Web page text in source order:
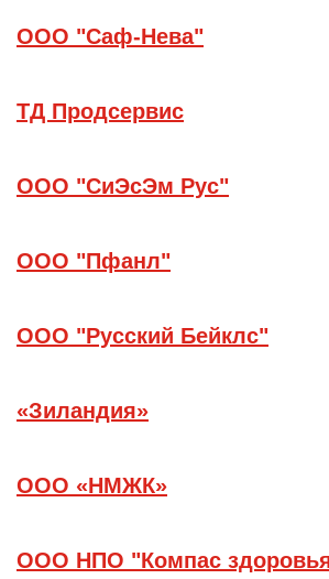
ООО "Саф-Нева"
ТД Продсервис
ООО "СиЭсЭм Рус"
ООО "Пфанл"
ООО "Русский Бейклс"
«Зиландия»
ООО «НМЖК»
ООО НПО "Компас